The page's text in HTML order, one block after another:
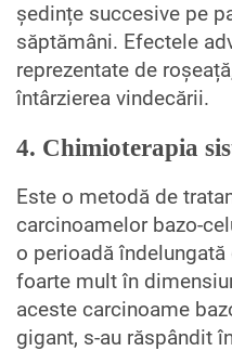
ședințe succesive pe
săptămâni. Efectele
reprezentate de
întârzierea vindecării.
4. Chimioterapia
Este o metodă de
carcinoamelor bazo-
o perioadă
foarte mult în
aceste carcinoame
gigant, s-au răspândit